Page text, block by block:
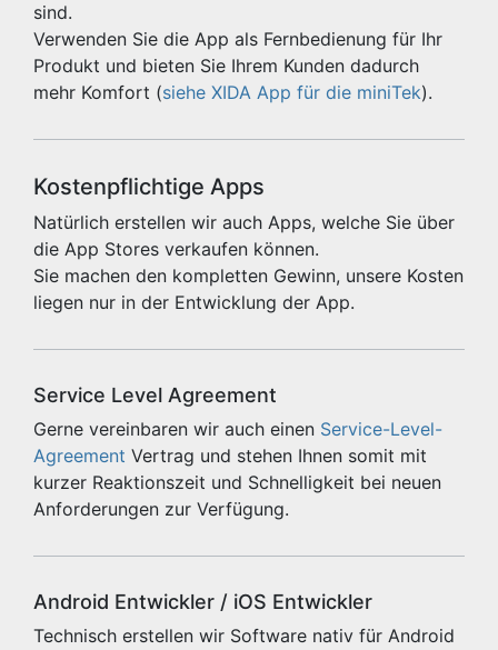
sind.
Verwenden Sie die App als Fernbedienung für Ihr
Produkt und bieten Sie Ihrem Kunden dadurch
mehr Komfort (siehe XIDA App für die miniTek).
Kostenpflichtige Apps
Natürlich erstellen wir auch Apps, welche Sie über
die App Stores verkaufen können.
Sie machen den kompletten Gewinn, unsere Kosten
liegen nur in der Entwicklung der App.
Service Level Agreement
Gerne vereinbaren wir auch einen Service-Level-
Agreement Vertrag und stehen Ihnen somit mit
kurzer Reaktionszeit und Schnelligkeit bei neuen
Anforderungen zur Verfügung.
Android Entwickler / iOS Entwickler
Technisch erstellen wir Software nativ für Android